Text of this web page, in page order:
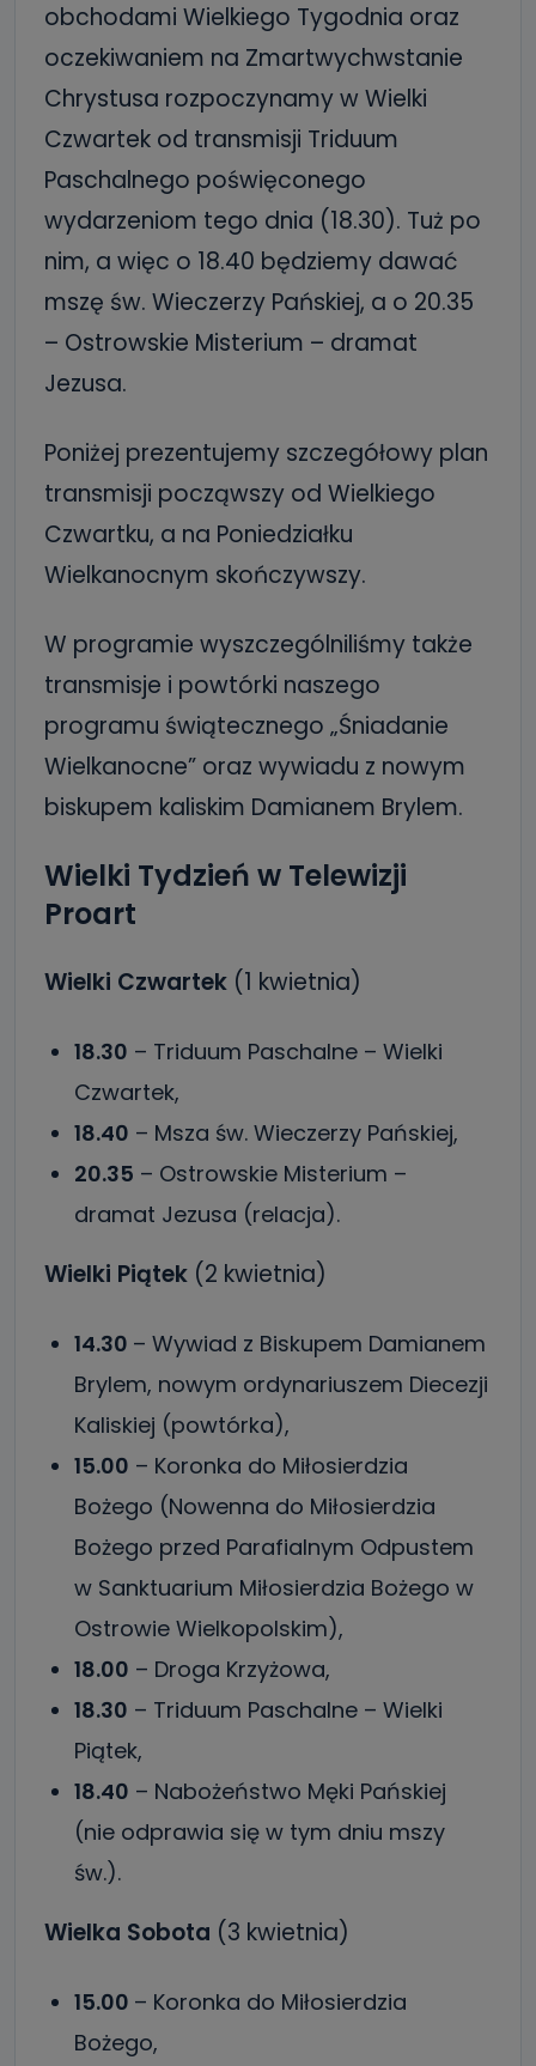
obchodami Wielkiego Tygodnia oraz
oczekiwaniem na Zmartwychwstanie
Chrystusa rozpoczynamy w Wielki
Czwartek od transmisji Triduum
Paschalnego poświęconego
wydarzeniom tego dnia (18.30). Tuż po
nim, a więc o 18.40 będziemy dawać
mszę św. Wieczerzy Pańskiej, a o 20.35
– Ostrowskie Misterium – dramat
Jezusa.
Poniżej prezentujemy szczegółowy plan
transmisji począwszy od Wielkiego
Czwartku, a na Poniedziałku
Wielkanocnym skończywszy.
W programie wyszczególniliśmy także
transmisje i powtórki naszego
programu świątecznego „Śniadanie
Wielkanocne” oraz wywiadu z nowym
biskupem kaliskim Damianem Brylem.
Wielki Tydzień w Telewizji
Proart
Wielki Czwartek (1 kwietnia)
18.30 – Triduum Paschalne – Wielki
Czwartek,
18.40 – Msza św. Wieczerzy Pańskiej,
20.35 – Ostrowskie Misterium –
dramat Jezusa (relacja).
Wielki Piątek (2 kwietnia)
14.30 – Wywiad z Biskupem Damianem
Brylem, nowym ordynariuszem Diecezji
Kaliskiej (powtórka),
15.00 – Koronka do Miłosierdzia
Bożego (Nowenna do Miłosierdzia
Bożego przed Parafialnym Odpustem
w Sanktuarium Miłosierdzia Bożego w
Ostrowie Wielkopolskim),
18.00 – Droga Krzyżowa,
18.30 – Triduum Paschalne – Wielki
Piątek,
18.40 – Nabożeństwo Męki Pańskiej
(nie odprawia się w tym dniu mszy
św.).
Wielka Sobota (3 kwietnia)
15.00 – Koronka do Miłosierdzia
Bożego,